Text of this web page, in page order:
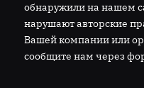
обнаружили на нашем
нарушают авторские
Вашей компании или
сообщите нам через